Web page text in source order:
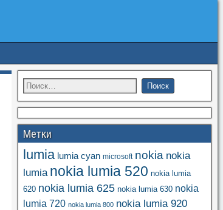
Метки
lumia lumia cyan microsoft nokia nokia
lumia nokia lumia 520 nokia lumia
620 nokia lumia 625 nokia lumia 630 nokia
lumia 720 nokia lumia 800 nokia lumia 920